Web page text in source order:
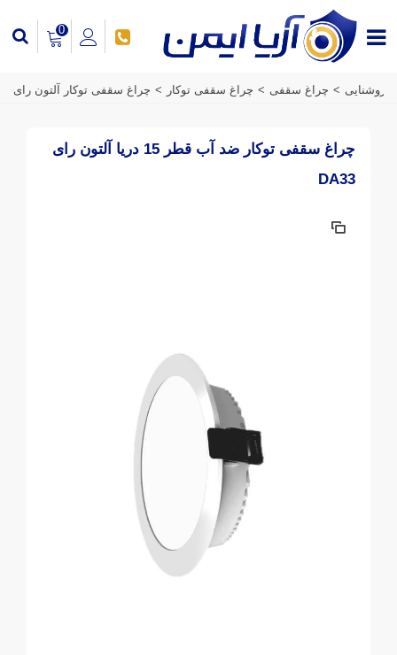
0
روشنایی > چراغ سقفی > چراغ سقفی توکار > چراغ سقفی توکار آلتون رای
چراغ سقفی توکار ضد آب قطر 15 دریا آلتون رای
DA33